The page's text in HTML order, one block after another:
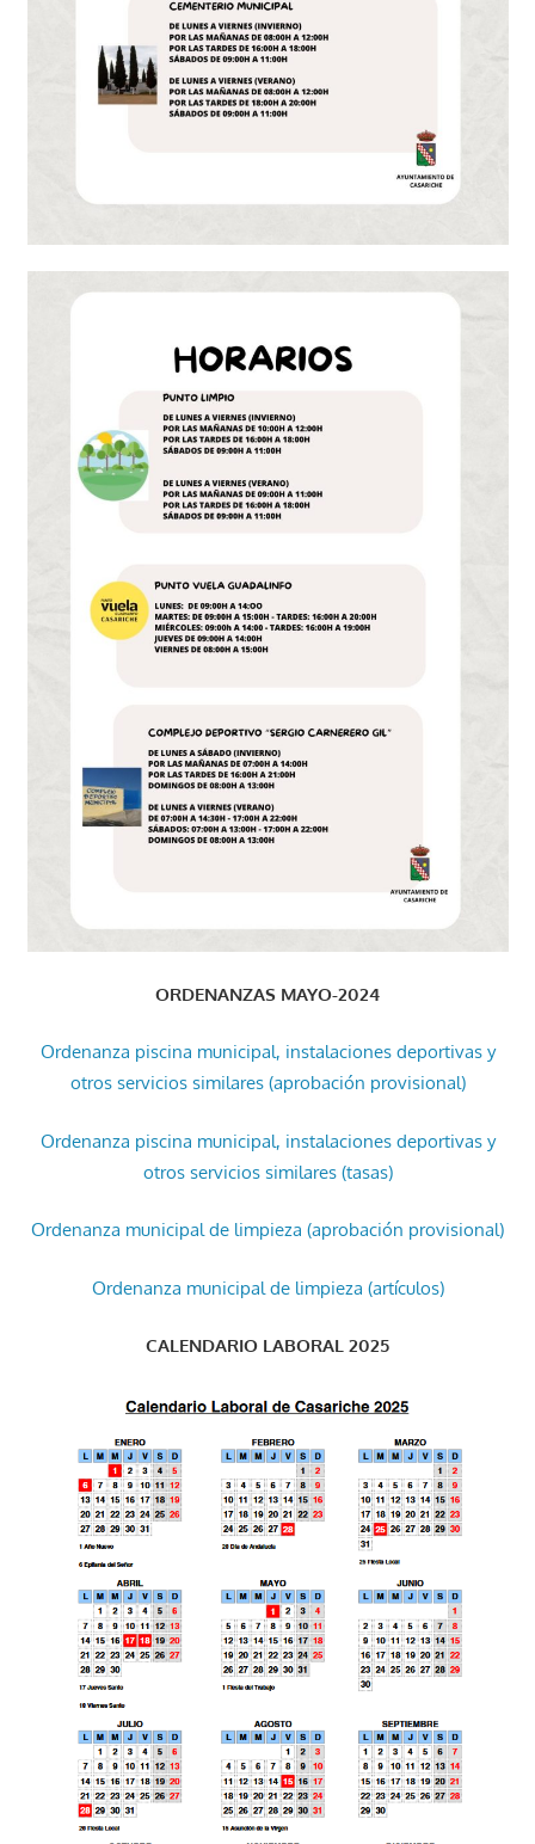
ORDENANZAS MAYO-2024
Ordenanza piscina municipal, instalaciones deportivas y
otros servicios similares (aprobación provisional)
Ordenanza piscina municipal, instalaciones deportivas y
otros servicios similares (tasas)
Ordenanza municipal de limpieza (aprobación provisional)
Ordenanza municipal de limpieza (artículos)
CALENDARIO LABORAL 2025